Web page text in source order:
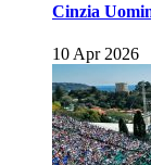
Cinzia
10 Apr 2026